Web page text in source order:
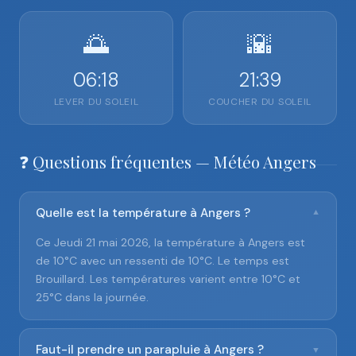
🌅
06:18
LEVER DU SOLEIL
🌇
21:39
COUCHER DU SOLEIL
❓ Questions fréquentes — Météo Angers
Quelle est la température à Angers ? ▼
Ce Jeudi 21 mai 2026, la température à Angers est
de 10°C avec un ressenti de 10°C. Le temps est
Brouillard. Les températures varient entre 10°C et
25°C dans la journée.
Faut-il prendre un parapluie à Angers ? ▼